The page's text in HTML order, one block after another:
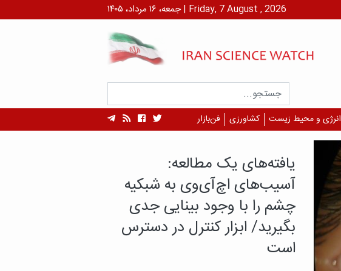
جمعه، ۱۶ مرداد، ۱۴۰۵ | Friday, 7 August , 2026
انرژی و محیط زیست کشاورزی فن‌بازار
درمان سرطان، پایان ماجرا نیست!
چرا بازماندگان سرطان بیش از
دیگران در معرض بیماری‌های
قلبی هستند؟
بازماندگان سرطان، علاوه بر پیامدهای بیماری و